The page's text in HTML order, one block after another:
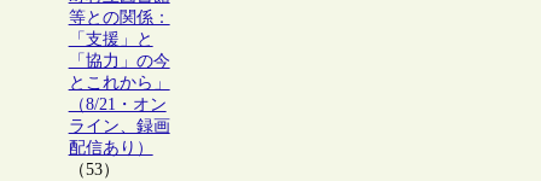
等との関係：
「支援」と
「協力」の今
とこれから」
（8/21・オン
ライン、録画
配信あり）
（53）